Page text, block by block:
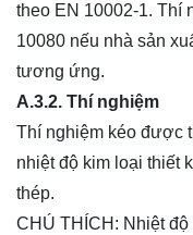
theo EN 10002-1. Thí
10080 nếu nhà sản
tương ứng.
A.3.2. Thí nghiệm
Thí nghiệm kéo được
nhiệt độ kim loại thiết
thép.
CHÚ THÍCH: Nhiệt